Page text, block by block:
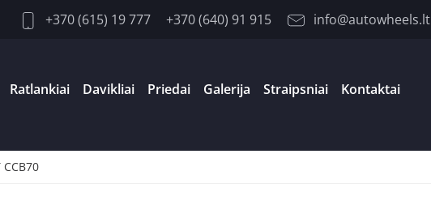
+370 (615) 19 777 +370 (640) 91 915 info@autowheels.lt
Ratlankiai Davikliai Priedai Galerija Straipsniai Kontaktai
CCB70